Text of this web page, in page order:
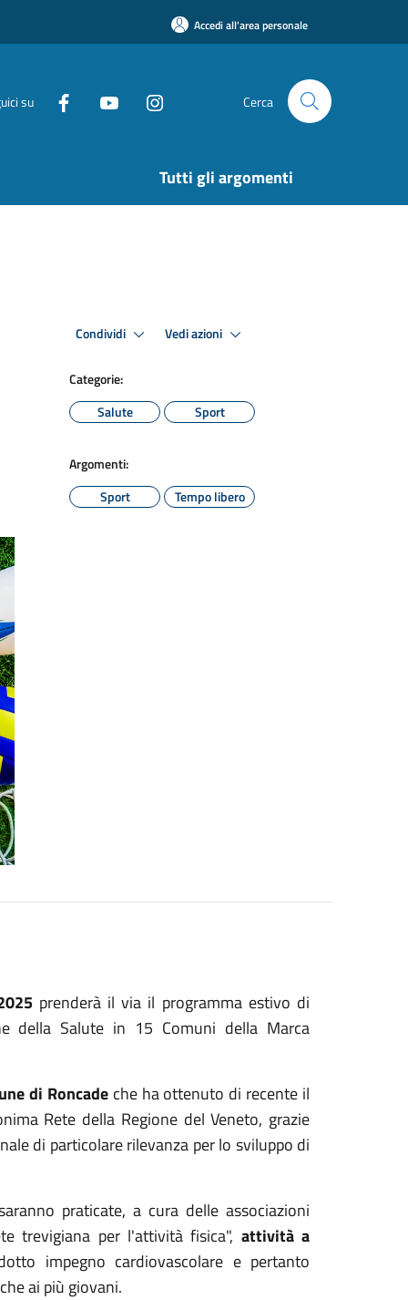
Accedi all'area personale
su Cerca
Tutti gli argomenti
Condividi Vedi azioni
Categorie:
Salute
Sport
Argomenti:
Sport
Tempo libero
prenderà il via il programma estivo di
della Salute in 15 Comuni della Marca
di Roncadeche ha ottenuto di recente il
Rete della Regione del Veneto, grazie
di particolare rilevanza per lo sviluppo di
praticate, a cura delle associazioni
trevigiana per l'attività fisica", attività a
impegno cardiovascolare e pertanto
ai più giovani.